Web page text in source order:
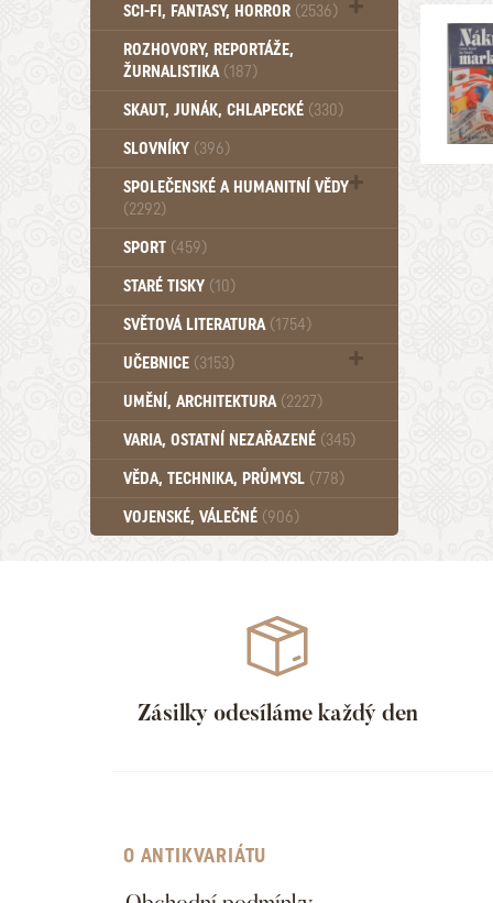
SCI-FI, FANTASY, HORROR (2536)
UFO (14)
ROZHOVORY, REPORTÁŽE,
ŽURNALISTIKA (187)
SKAUT, JUNÁK, CHLAPECKÉ (330)
SLOVNÍKY (396)
SPOLEČENSKÉ A HUMANITNÍ VĚDY
(2292)
Pedagogika (191)
Psychologie a osobní rozvoj (761)
SPORT (459)
STARÉ TISKY (10)
SVĚTOVÁ LITERATURA (1754)
UČEBNICE (3153)
Učebnice - Jazykové (1297)
Učebnice - VŠ (259)
Učebnice - ZŠ (556)
Učebnice - Ostatní (499)
UMĚNÍ, ARCHITEKTURA (2227)
VARIA, OSTATNÍ NEZAŘAZENÉ (345)
VĚDA, TECHNIKA, PRŮMYSL (778)
VOJENSKÉ, VÁLEČNÉ (906)
Zásilky odesíláme každý den
O ANTIKVARIÁTU